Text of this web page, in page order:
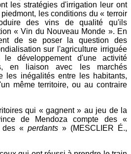
les stratégies d'irrigation leur ont
les conditions du « terroir
des vins de qualité qu'ils
« Vin du Nouveau Monde ». En
de se poser la question des
sur l'agriculture irriguée
développement d'une activité
en liaison avec les marchés
les inégalités entre les habitants,
même territoire, ou au contraire
qui « gagnent » au jeu de la
de Mendoza compte des «
des « perdants » (MESCLIER É.,